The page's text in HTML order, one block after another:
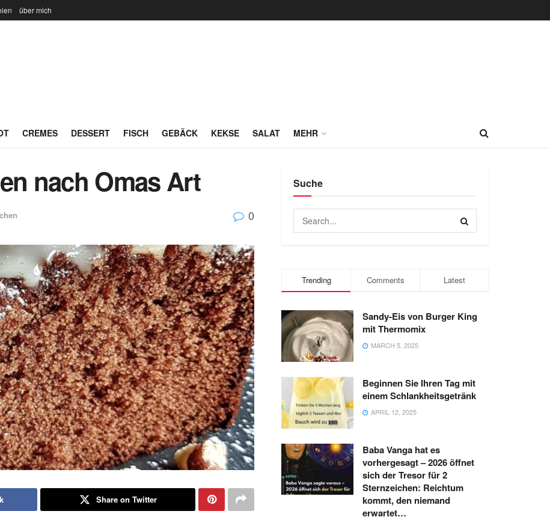
über mich
CREMES DESSERT FISCH GEBÄCK KEKSE SALAT MEHR
nach Omas Art
0
Share on Twitter
Suche
Trending Comments Latest
Sandy-Eis von Burger King
mit Thermomix
MARCH 5, 2025
Beginnen Sie Ihren Tag mit
einem Schlankheitsgetränk
APRIL 12, 2025
Baba Vanga hat es
vorhergesagt – 2026 öffnet
sich der Tresor für 2
Sternzeichen: Reichtum
kommt, den niemand
erwartet…